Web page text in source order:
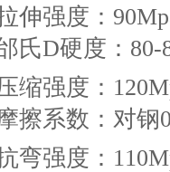
伸强度：
氏D硬度：80-
缩强度：
擦系数：对钢
弯强度：